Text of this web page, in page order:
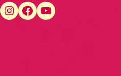
https://www.instagram.com/fmodiamanaus/ https://www.facebook.com/fmodiamanaus https://www.youtube.com/user/radiofmodia